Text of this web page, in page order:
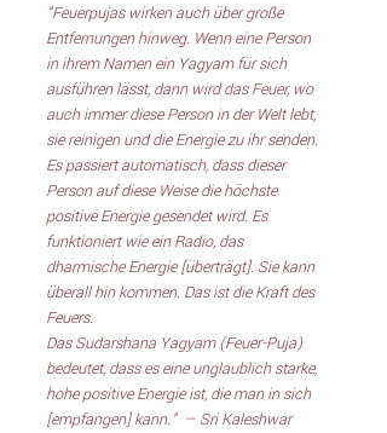
"Feuerpujas wirken auch über große
Entfernungen hinweg. Wenn eine Person
in ihrem Namen ein Yagyam für sich
ausführen lässt, dann wird das Feuer, wo
auch immer diese Person in der Welt lebt,
sie reinigen und die Energie zu ihr senden.
Es passiert automatisch, dass dieser
Person auf diese Weise die höchste
positive Energie gesendet wird. Es
funktioniert wie ein Radio, das
dharmische Energie [überträgt]. Sie kann
überall hin kommen. Das ist die Kraft des
Feuers.
Das Sudarshana Yagyam (Feuer-Puja)
bedeutet, dass es eine unglaublich starke,
hohe positive Energie ist, die man in sich
[empfangen] kann."  — Sri Kaleshwar